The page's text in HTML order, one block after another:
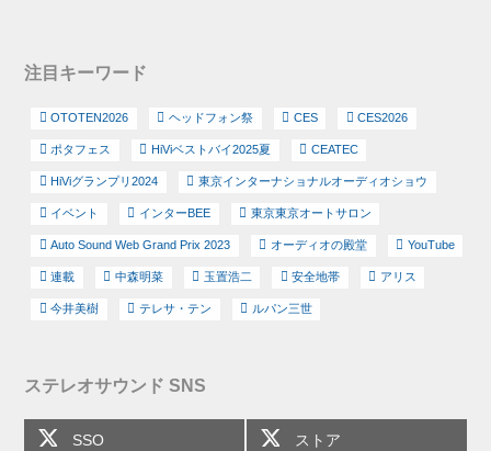
注目キーワード
OTOTEN2026 ヘッドフォン祭 CES CES2026
ポタフェス HiViベストバイ2025夏 CEATEC
HiViグランプリ2024 東京インターナショナルオーディオショウ
イベント インターBEE 東京東京オートサロン
Auto Sound Web Grand Prix 2023 オーディオの殿堂 YouTube
連載 中森明菜 玉置浩二 安全地帯 アリス
今井美樹 テレサ・テン ルパン三世
ステレオサウンド SNS
SSO ストア